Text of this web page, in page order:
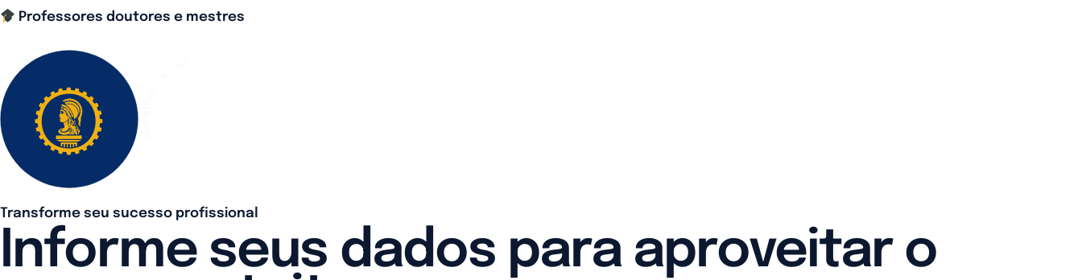
Professores doutores e mestres
Transforme seu sucesso profissional
Informe seus dados para aproveitar o